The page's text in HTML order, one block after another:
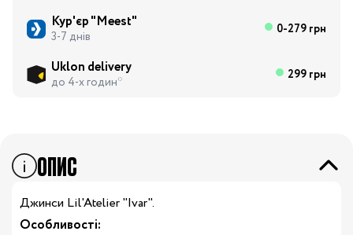
Кур'єр "Meest"
3-7 днів 0-279 грн
Uklon delivery
до 4-х годин* 299 грн
ОПИС
Джинси Lil'Atelier "Ivar".
Особливості: